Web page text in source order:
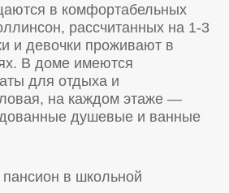
в комфортабельных
рассчитанных на 1-3
и девочки проживают в
В доме имеются
для отдыха и
на каждом этаже —
душевые и ванные
в школьной